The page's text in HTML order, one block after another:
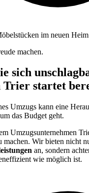
im neuen Heim
machen.
sich
Trier startet
Umzugs kann eine
das Budget geht.
Umzugsunternehmen
machen. Wir bieten nicht
an, sondern
wie möglich ist.